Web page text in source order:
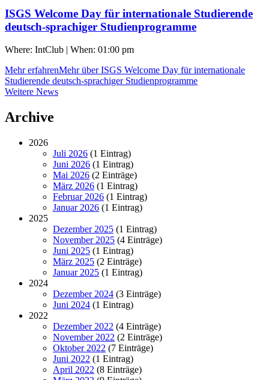
ISGS Welcome Day für internationale Studierende
deutsch-sprachiger Studienprogramme
Where: IntClub | When: 01:00 pm
Mehr erfahrenMehr über ISGS Welcome Day für internationale
Studierende deutsch-sprachiger Studienprogramme
Weitere NewsWeitere
Archive
2026
Juli 2026 (1 Eintrag)
Juni 2026 (1 Eintrag)
Mai 2026 (2 Einträge)
März 2026 (1 Eintrag)
Februar 2026 (1 Eintrag)
Januar 2026 (1 Eintrag)
2025
Dezember 2025 (1 Eintrag)
November 2025 (4 Einträge)
Juni 2025 (1 Eintrag)
März 2025 (2 Einträge)
Januar 2025 (1 Eintrag)
2024
Dezember 2024 (3 Einträge)
Juni 2024 (1 Eintrag)
2022
Dezember 2022 (4 Einträge)
November 2022 (2 Einträge)
Oktober 2022 (7 Einträge)
Juni 2022 (1 Eintrag)
April 2022 (8 Einträge)